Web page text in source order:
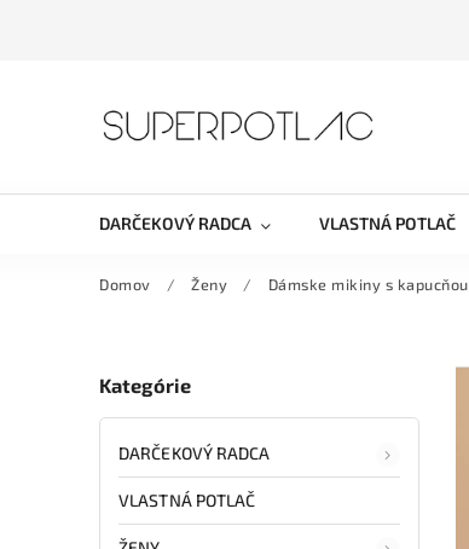
DARČEKOVÝ RADCA VLASTNÁ POTLAČ
Domov / Ženy / Dámske mikiny s kapucňou
Kategórie
DARČEKOVÝ RADCA
VLASTNÁ POTLAČ